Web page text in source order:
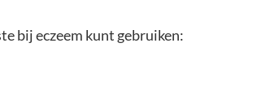
bij eczeem kunt gebruiken: